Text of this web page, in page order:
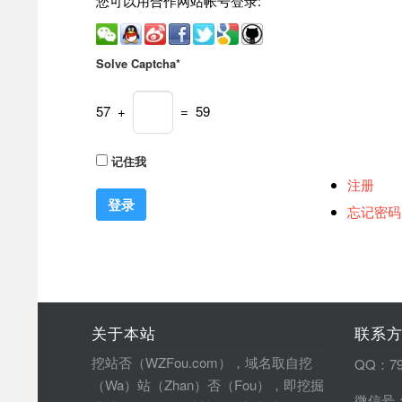
Solve Captcha*
57 + = 59
记住我
注册
忘记密码
关于本站
挖站否（WZFou.com），域名取自挖
（Wa）站（Zhan）否（Fou），即挖掘
联系
QQ：